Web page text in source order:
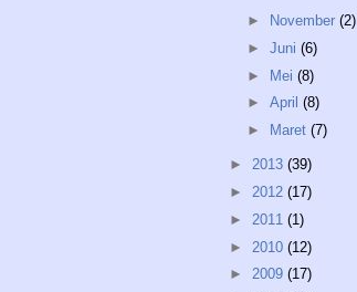
► November (2)
► Juni (6)
► Mei (8)
► April (8)
►
Maret (7)
► 2013 (39)
► 2012 (17)
► 2011 (1)
► 2010 (12)
► 2009 (17)